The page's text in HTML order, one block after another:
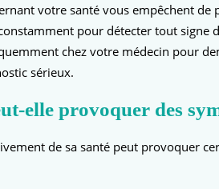
votre santé vous empêchent de
pour détecter tout signe
chez votre médecin pour
sérieux.
elle provoquer des
de sa santé peut provoquer